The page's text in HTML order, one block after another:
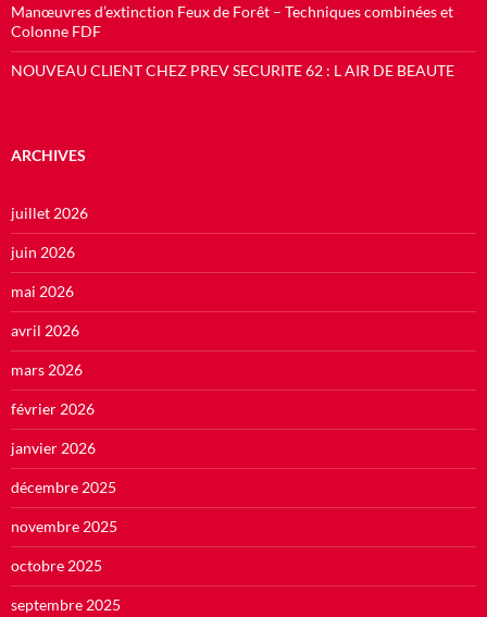
Manœuvres d’extinction Feux de Forêt – Techniques combinées et
Colonne FDF
NOUVEAU CLIENT CHEZ PREV SECURITE 62 : L AIR DE BEAUTE
ARCHIVES
juillet 2026
juin 2026
mai 2026
avril 2026
mars 2026
février 2026
janvier 2026
décembre 2025
novembre 2025
octobre 2025
septembre 2025